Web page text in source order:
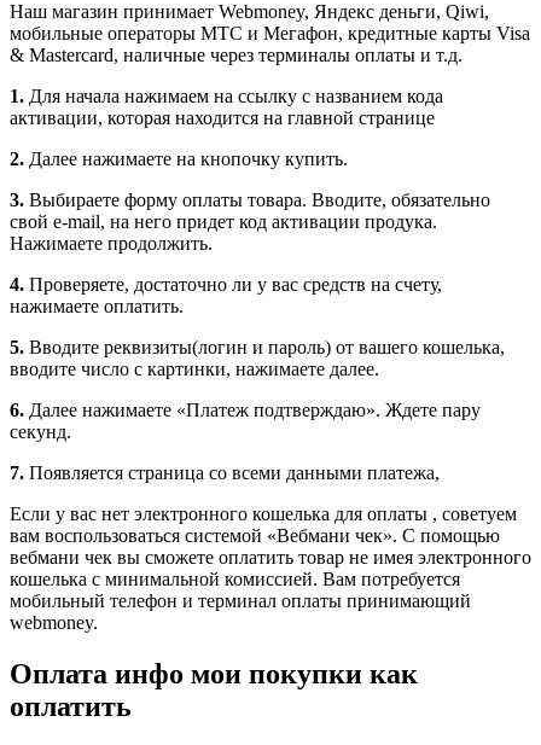
Наш магазин принимает Webmoney, Яндекс деньги, Qiwi,
мобильные операторы МТС и Мегафон, кредитные карты Visa
& Mastercard, наличные через терминалы оплаты и т.д.
1. Для начала нажимаем на ссылку с названием кода
активации, которая находится на главной странице
2. Далее нажимаете на кнопочку купить.
3. Выбираете форму оплаты товара. Вводите, обязательно
свой e-mail, на него придет код активации продука.
Нажимаете продолжить.
4. Проверяете, достаточно ли у вас средств на счету,
нажимаете оплатить.
5. Вводите реквизиты(логин и пароль) от вашего кошелька,
вводите число с картинки, нажимаете далее.
6. Далее нажимаете «Платеж подтверждаю». Ждете пару
секунд.
7. Появляется страница со всеми данными платежа,
Если у вас нет электронного кошелька для оплаты , советуем
вам воспользоваться системой «Вебмани чек». С помощью
вебмани чек вы сможете оплатить товар не имея электронного
кошелька с минимальной комиссией. Вам потребуется
мобильный телефон и терминал оплаты принимающий
webmoney.
Оплата инфо мои покупки как
оплатить